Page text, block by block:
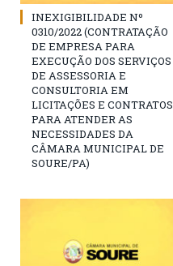
INEXIGIBILIDADE Nº
0310/2022 (CONTRATAÇÃO
DE EMPRESA PARA
EXECUÇÃO DOS SERVIÇOS
DE ASSESSORIA E
CONSULTORIA EM
LICITAÇÕES E CONTRATOS,
PARA ATENDER AS
NECESSIDADES DA
CÂMARA MUNICIPAL DE
SOURE/PA)